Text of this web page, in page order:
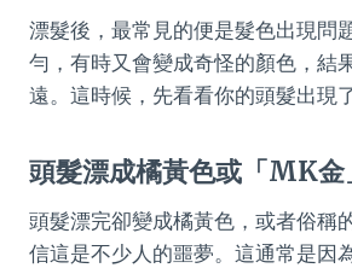
漂髮後，最常見的便是髮色出現問
勻，有時又會變成奇怪的顏色，結
遠。這時候，先看看你的頭髮出現
頭髮漂成橘黃色或「MK金
頭髮漂完卻變成橘黃色，或者俗稱
信這是不少人的噩夢。這通常是因